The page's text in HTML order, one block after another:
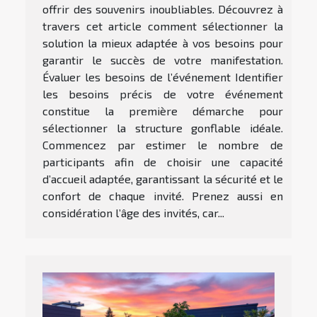
offrir des souvenirs inoubliables. Découvrez à
travers cet article comment sélectionner la
solution la mieux adaptée à vos besoins pour
garantir le succès de votre manifestation.
Évaluer les besoins de l’événement Identifier
les besoins précis de votre événement
constitue la première démarche pour
sélectionner la structure gonflable idéale.
Commencez par estimer le nombre de
participants afin de choisir une capacité
d’accueil adaptée, garantissant la sécurité et le
confort de chaque invité. Prenez aussi en
considération l’âge des invités, car...